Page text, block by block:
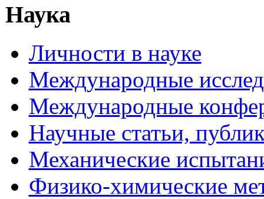
Наука
Личности в науке
Международные
Международные
Научные статьи,
Механические
Физико-химические